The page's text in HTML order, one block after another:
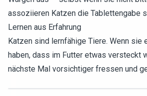
assoziieren Katzen die Tablettengabe
Lernen aus Erfahrung
Katzen sind lernfähige Tiere. Wenn sie
haben, dass im Futter etwas versteckt
nächste Mal vorsichtiger fressen und